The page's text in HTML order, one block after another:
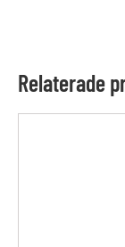
Relaterade